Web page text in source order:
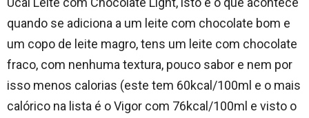
quando se adiciona a um leite com chocolate bom e
um copo de leite magro, tens um leite com chocolate
fraco, com nenhuma textura, pouco sabor e nem por
isso menos calorias (este tem 60kcal/100ml e o mais
calórico na lista é o Vigor com 76kcal/100ml e visto o